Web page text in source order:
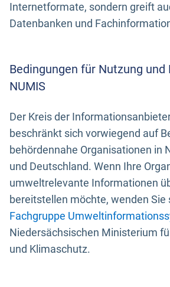
Internetformate, sondern greift
Datenbanken und
Bedingungen für Nutzung und
NUMIS
Der Kreis der
beschränkt sich vorwiegend auf
behördennahe Organisationen in
und Deutschland. Wenn Ihre
umweltrelevante Informationen
bereitstellen möchte, wenden Sie
Fachgruppe
Niedersächsischen Ministerium
und Klimaschutz.